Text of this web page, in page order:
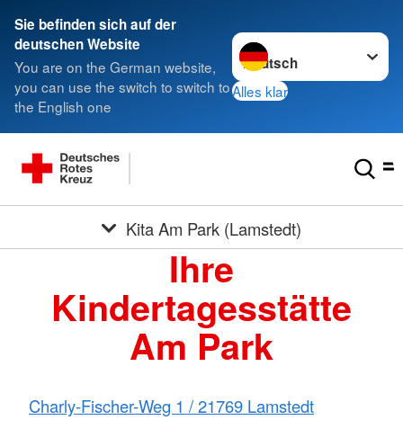
Sie befinden sich auf der
deutschen Website
You are on the German website,
you can use the switch to switch to
the English one
Sprache wechseln zu
Alles klar
Kita Am Park (Lamstedt)
Ihre
Kindertagesstätte
Am Park
Charly-Fischer-Weg 1 / 21769 Lamstedt